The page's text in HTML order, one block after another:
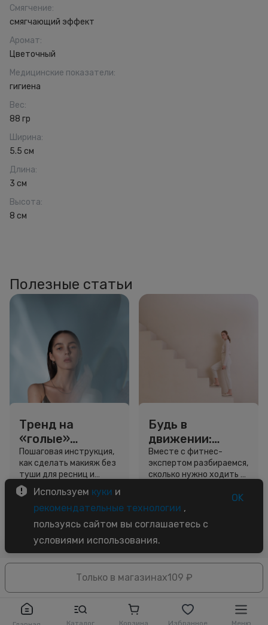
Каталог Корзина Избранное Меню
Только в магазинах109 ₽
Смягчение:
смягчающий эффект
Аромат:
Цветочный
Медицинские показатели:
гигиена
Вес:
88 гр
Ширина:
5.5 см
Длина:
3 см
Высота:
8 см
Полезные статьи
Тренд на
«голые»
ресницы: как
выглядеть
свежо, не
используя тушь
Пошаговая инструкция,
как сделать макияж без
туши для ресниц и
звёздный образ для
вдохновения.
3 минуты
Будь в
движении:
сколько нужно
шагов для
красоты и
Вместе с фитнес-
экспертом разбираемся,
сколько нужно ходить и
5 минут
Используем куки и
рекомендательные технологии ,
пользуясь сайтом вы соглашаетесь с
условиями использования.
OK